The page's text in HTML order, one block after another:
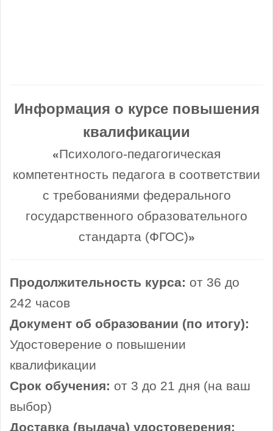
Информация о курсе повышения
квалификации
«Психолого-педагогическая
компетентность педагога в соответствии
с требованиями федерального
государственного образовательного
стандарта (ФГОС)»
Продолжительность курса: от 36 до
242 часов
Документ об образовании (по итогу):
Удостоверение о повышении
квалификации
Срок обучения: от 3 до 21 дня (на ваш
выбор)
Доставка (выдача) удостоверения: